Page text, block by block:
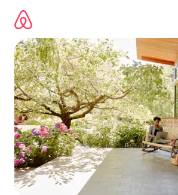
kwenda
kwenye
maudhui